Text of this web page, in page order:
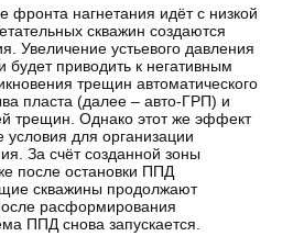
фронта нагнетания идёт с низкой
скважин создаются
Увеличение устьевого давления
будет приводить к негативным
трещин автоматического
пласта (далее – авто-ГРП) и
трещин. Однако этот же эффект
условия для организации
За счёт созданной зоны
после остановки ППД
скважины продолжают
расформирования
ППД снова запускается.